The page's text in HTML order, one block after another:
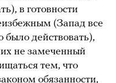
в готовности
(Запад все
было действовать),
не замеченный
тем, что
обязанности,